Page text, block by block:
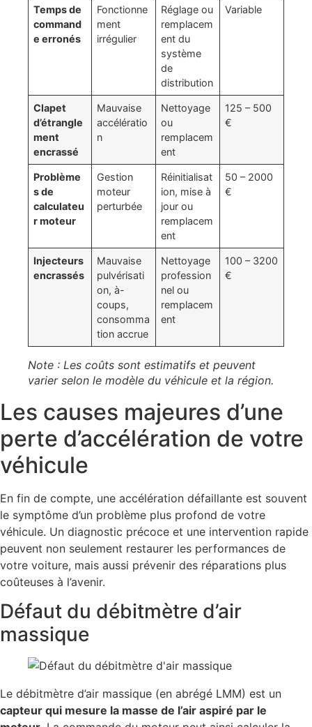
Temps de
command
e erronés
Fonctionne
ment
irrégulier
Réglage ou
remplacem
ent du
système
de
distribution
Variable
Clapet
d’étrangle
ment
encrassé
Mauvaise
accélératio
n
Nettoyage
ou
remplacem
ent
125 – 500
€
Problème
s de
calculateu
r moteur
Gestion
moteur
perturbée
Réinitialisat
ion, mise à
jour ou
remplacem
ent
50 – 2000
€
Injecteurs
encrassés
Mauvaise
pulvérisati
on, à-
coups,
consomma
tion accrue
Nettoyage
profession
nel ou
remplacem
ent
100 – 3200
€
Note : Les coûts sont estimatifs et peuvent
varier selon le modèle du véhicule et la région.
Les causes majeures d’une
perte d’accélération de votre
véhicule
En fin de compte, une accélération défaillante est souvent
le symptôme d’un problème plus profond de votre
véhicule. Un diagnostic précoce et une intervention rapide
peuvent non seulement restaurer les performances de
votre voiture, mais aussi prévenir des réparations plus
coûteuses à l’avenir.
Défaut du débitmètre d’air
massique
Le débitmètre d’air massique (en abrégé LMM) est un
capteur qui mesure la masse de l’air aspiré par le